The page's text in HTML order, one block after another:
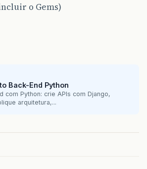
o Gems)
Back-End Python
com Python: crie APIs com Django,
arquitetura,...